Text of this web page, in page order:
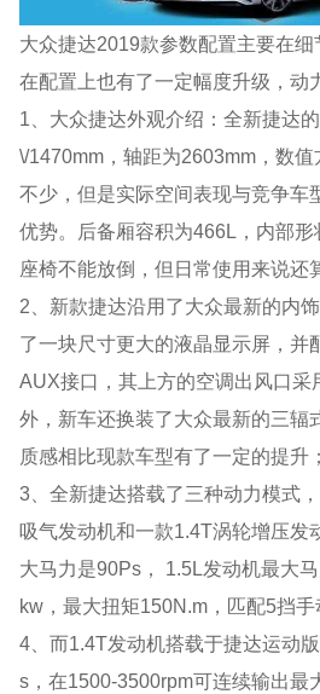
大众捷达2019款参数配置主要在
在配置上也有了一定幅度升级，动
1、大众捷达外观介绍：全新捷达
\/1470mm，轴距为2603mm，数
不少，但是实际空间表现与竞争车
优势。后备厢容积为466L，内部
座椅不能放倒，但日常使用来说还
2、新款捷达沿用了大众最新的内
了一块尺寸更大的液晶显示屏，并
AUX接口，其上方的空调出风口采
外，新车还换装了大众最新的三辐
质感相比现款车型有了一定的提升；
3、全新捷达搭载了三种动力模式
吸气发动机和一款1.4T涡轮增压发
大马力是90Ps， 1.5L发动机最大
kw，最大扭矩150N.m，匹配5挡手
4、而1.4T发动机搭载于捷达运动
s，在1500-3500rpm可连续输出最